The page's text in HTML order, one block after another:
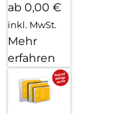
ab 0,00 €
inkl. MwSt.
Mehr
erfahren